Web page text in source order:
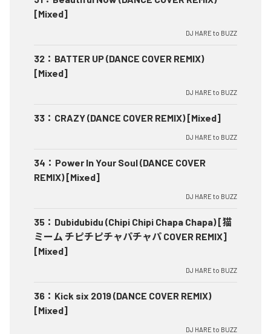
[Mixed]
DJ HARE to BUZZ
32 ： BATTER UP (DANCE COVER REMIX)
[Mixed]
DJ HARE to BUZZ
33 ： CRAZY (DANCE COVER REMIX) [Mixed]
DJ HARE to BUZZ
34 ： Power In Your Soul (DANCE COVER
REMIX) [Mixed]
DJ HARE to BUZZ
35 ： Dubidubidu (Chipi Chipi Chapa Chapa) [猫
ミーム チピチピチャパチャパ COVER REMIX]
[Mixed]
DJ HARE to BUZZ
36 ： Kick six 2019 (DANCE COVER REMIX)
[Mixed]
DJ HARE to BUZZ